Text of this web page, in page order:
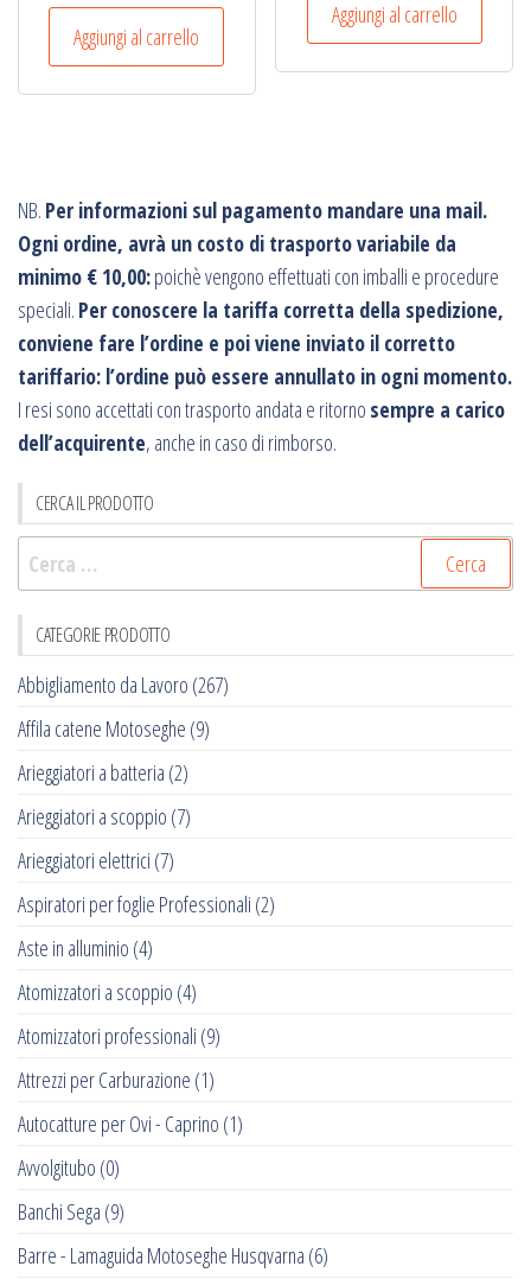
Aggiungi al carrello
Aggiungi al carrello
NB. Per informazioni sul pagamento mandare una mail.
Ogni ordine, avrà un costo di trasporto variabile da
minimo € 10,00:poichè vengono effettuati con imballi e procedure
speciali. Per conoscere la tariffa corretta della spedizione,
conviene fare l’ordine e poi viene inviato il corretto
tariffario: l’ordine può essere annullato in ogni momento.
I resi sono accettati con trasporto andata e ritorno sempre a carico
dell’acquirente, anche in caso di rimborso.
CERCA IL PRODOTTO
Ricerca
per:
CATEGORIE PRODOTTO
Abbigliamento da Lavoro (267)
Affila catene Motoseghe (9)
Arieggiatori a batteria (2)
Arieggiatori a scoppio (7)
Arieggiatori elettrici (7)
Aspiratori per foglie Professionali (2)
Aste in alluminio (4)
Atomizzatori a scoppio (4)
Atomizzatori professionali (9)
Attrezzi per Carburazione (1)
Autocatture per Ovi - Caprino (1)
Avvolgitubo (0)
Banchi Sega (9)
Barre - Lamaguida Motoseghe Husqvarna (6)